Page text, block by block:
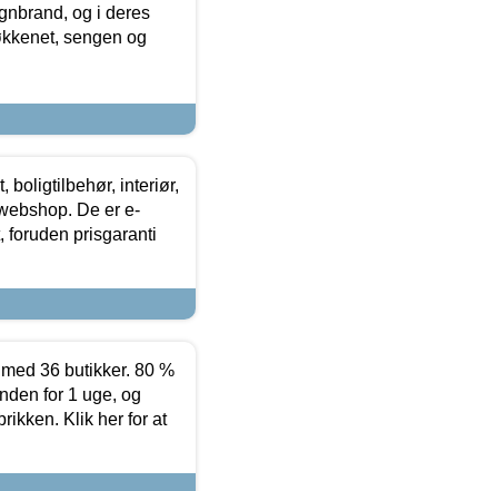
og i deres
sengen og
boligtilbehør, interiør,
De er e-
foruden prisgaranti
36 butikker. 80 %
for 1 uge, og
Klik her for at